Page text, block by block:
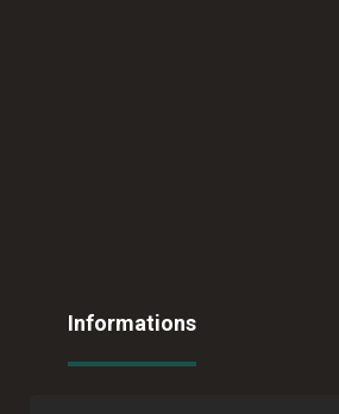
Informations